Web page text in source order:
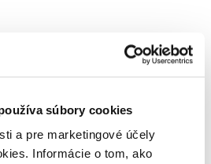
súbory cookies
a pre marketingové účely
Informácie o tom, ako